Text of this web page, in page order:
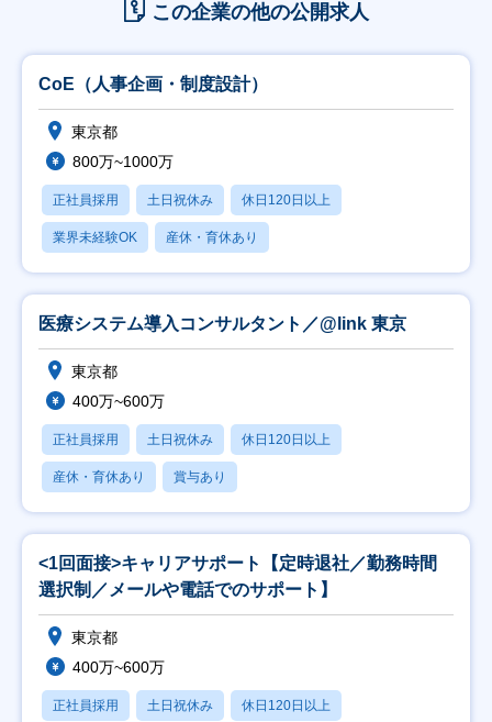
この企業の他の公開求人
CoE（人事企画・制度設計）
東京都
800万~1000万
正社員採用 土日祝休み 休日120日以上
業界未経験OK 産休・育休あり
医療システム導入コンサルタント／@link 東京
東京都
400万~600万
正社員採用 土日祝休み 休日120日以上
産休・育休あり 賞与あり
<1回面接>キャリアサポート【定時退社／勤務時間
選択制／メールや電話でのサポート】
東京都
400万~600万
正社員採用 土日祝休み 休日120日以上